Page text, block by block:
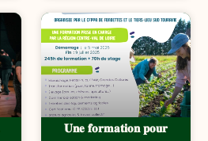
𝐔𝐧𝐞 𝐟𝐨𝐫𝐦𝐚𝐭𝐢𝐨𝐧 𝐩𝐨𝐮𝐫